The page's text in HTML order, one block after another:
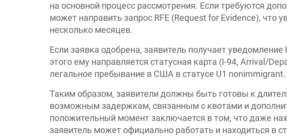
на основной процесс рассмотрения. Если требуются
может направить запрос RFE (Request for Evidence), что
несколько месяцев.
Если заявка одобрена, заявитель получает
этого ему направляется статусная карта (I-94, Arrival/
легальное пребывание в США в статусе U1 nonimmigrant.
Таким образом, заявители должны быть готовы к
возможным задержкам, связанным с квотами и
положительный момент заключается в том, что даже
заявитель может официально работать и находиться в